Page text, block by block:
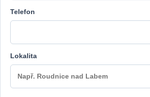
Telefon
Lokalita